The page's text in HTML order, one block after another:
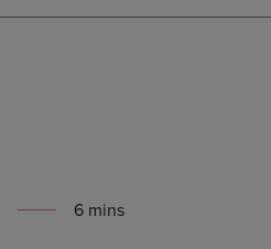
6 mins